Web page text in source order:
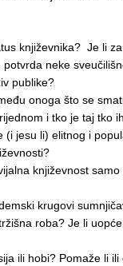
književnika? Je li
neke
publike?
onoga što se
i tko je taj tko
(i jesu li) elitnog i
književnost
krugovi
roba? Je li
ili hobi? Pomaže li